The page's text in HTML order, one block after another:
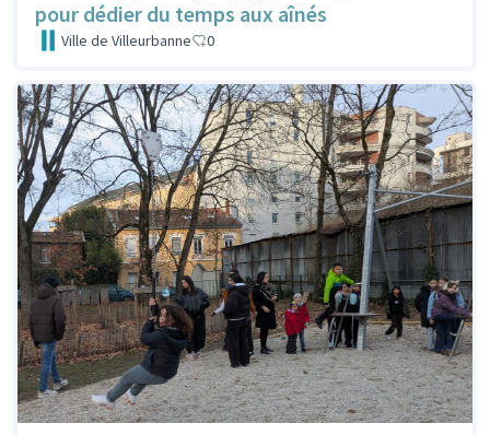
pour dédier du temps aux aînés
Ville de Villeurbanne 0